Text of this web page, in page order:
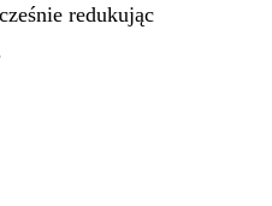
redukując